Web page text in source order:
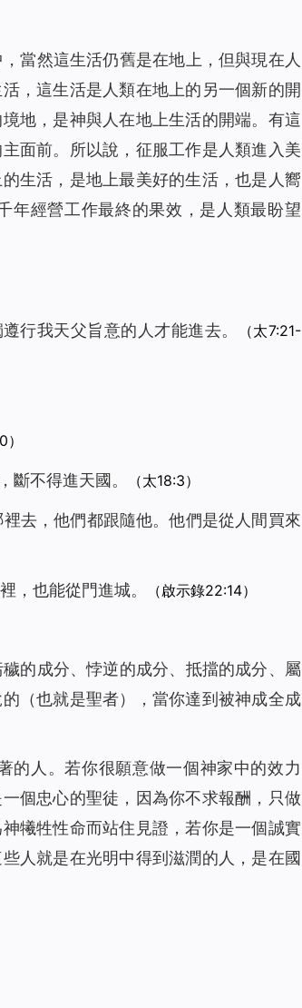
當然這生活仍舊是在地上，但與現在人
，這生活是人類在地上的另一個新的開
地，是神與人在地上生活的開端。有這
面前。所以說，征服工作是人類進入美
生活，是地上最美好的生活，也是人嚮
年經營工作最終的果效，是人類最盼望
行我天父旨意的人才能進去。
（太7:21-
斷不得進天國。 （太18:3）
去，他們都跟隨他。他們是從人間買來
，也能從門進城。 （啟示錄22:14）
的成分、悖逆的成分、抵擋的成分、屬
（也就是聖者），當你達到被神成全成
的人。若你很願意做一個神家中的效力
個忠心的聖徒，因為你不求報酬，只做
犧牲性命而站住見證，若你是一個誠實
人就是在光明中得到滋潤的人，是在國